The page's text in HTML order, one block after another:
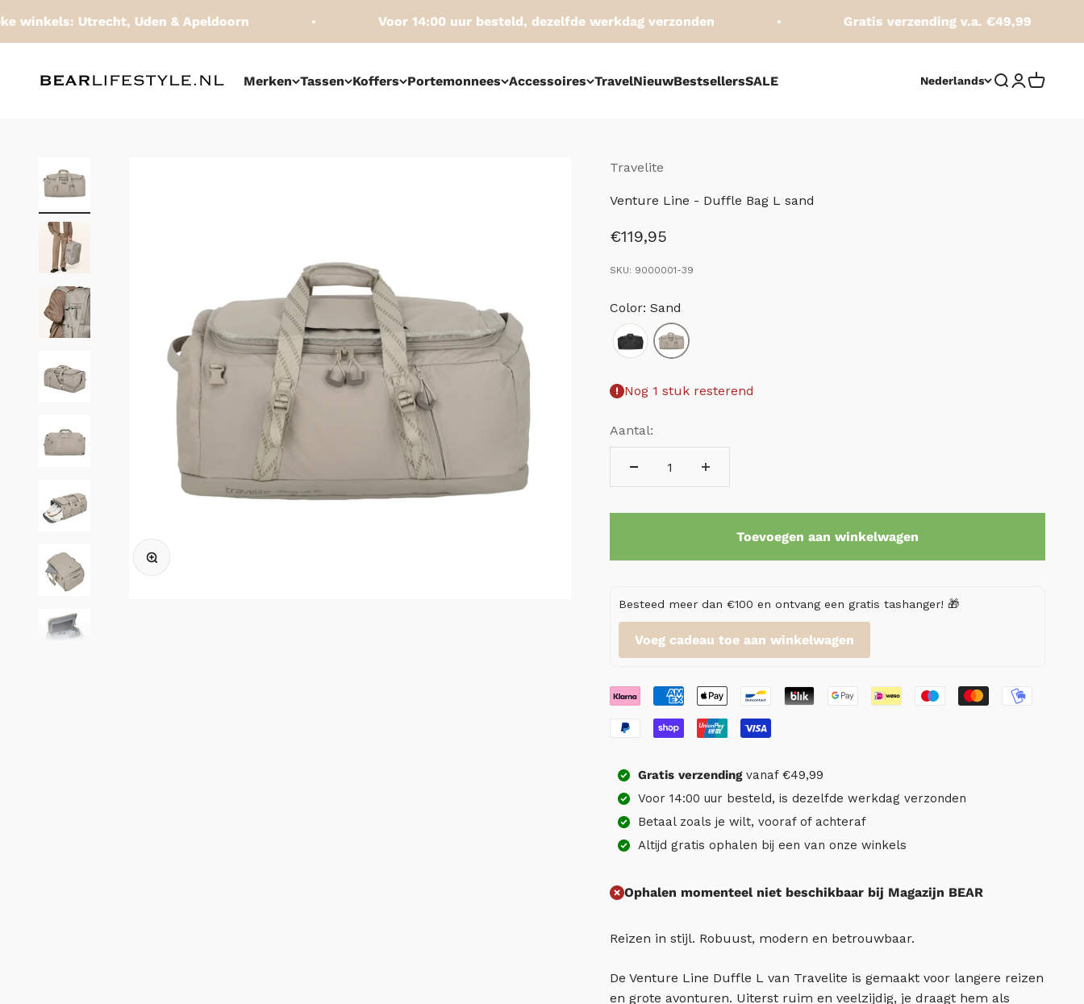
Utrecht, Uden & Apeldoorn Voor 14:00 uur besteld, dezelfde werkdag verzonden Gratis verzending v.a. €49,99
Merken Tassen Koffers Portemonnees Accessoires TravelNieuwBestsellersSALE
BEARLifestyle.nl
Nederlands Zoeken
In-/uitzoomen
Travelite
Venture Line - Duffle Bag L sand
Aanbiedingsprijs
€119,95
SKU: 9000001-39
Color: Sand
Nog 1 stuk resterend
Aantal:
Toevoegen aan winkelwagen
Besteed meer dan €100 en ontvang een gratis tashanger! 🎁
Voeg cadeau toe aan winkelwagen
Gratis verzendingvanaf €49,99
Voor 14:00 uur besteld, is dezelfde werkdag verzonden
Betaal zoals je wilt, vooraf of achteraf
Altijd gratis ophalen bij een van onze winkels
Ophalen momenteel niet beschikbaar bij Magazijn BEAR
Reizen in stijl. Robuust, modern en betrouwbaar.
De Venture Line Duffle L van Travelite is gemaakt voor langere reizen
en grote avonturen. Uiterst ruim en veelzijdig, je draagt hem als